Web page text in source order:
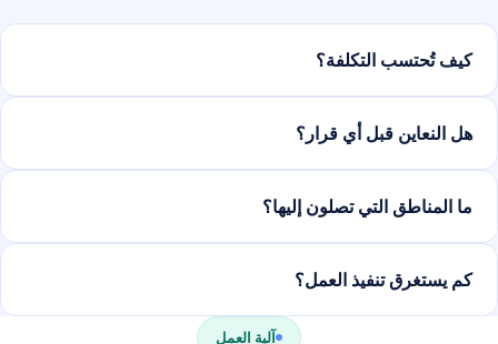
كيف تُحتسب التكلفة؟
هل النعاين قبل أي قرار؟
ما المناطق التي تصلون إليها؟
كم يستغرق تنفيذ العمل؟
آلية العمل